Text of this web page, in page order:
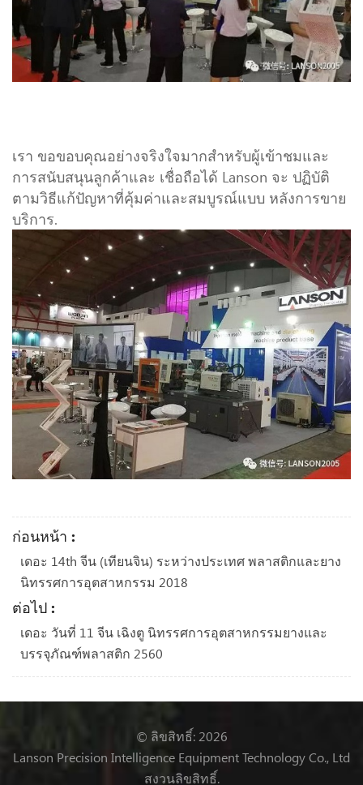
เรา ขอขอบคุณอย่างจริงใจมากสำหรับผู้เข้าชมและ
การสนับสนุนลูกค้าและ เชื่อถือได้ Lanson จะ ปฏิบัติ
ตามวิธีแก้ปัญหาที่คุ้มค่าและสมบูรณ์แบบ หลังการขาย
บริการ.
ก่อนหน้า :
เดอะ 14th จีน (เทียนจิน) ระหว่างประเทศ พลาสติกและยาง
นิทรรศการอุตสาหกรรม 2018
ต่อไป :
เดอะ วันที่ 11 จีน เฉิงตู นิทรรศการอุตสาหกรรมยางและ
บรรจุภัณฑ์พลาสติก 2560
© ลิขสิทธิ์: 2026
Lanson Precision Intelligence Equipment Technology Co., Ltd
สงวนลิขสิทธิ์.